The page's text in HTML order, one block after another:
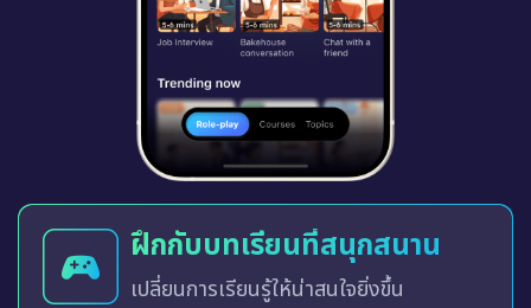
ฝึกกับบทเรียนที่สนุกสนาน
เปลี่ยนการเรียนรู้ให้น่าสนใจยิ่งขึ้น